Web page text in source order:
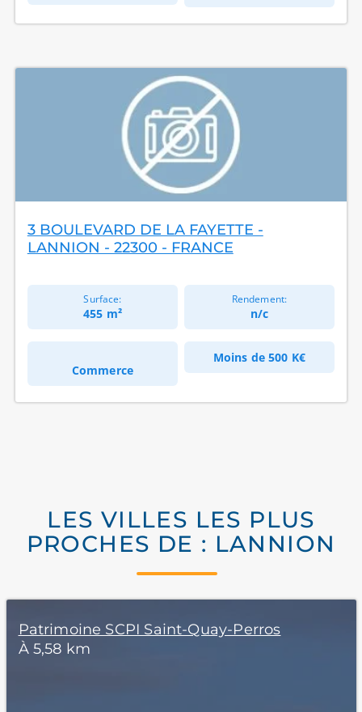
3 BOULEVARD DE LA FAYETTE -
LANNION - 22300 - FRANCE
Surface:
455 m²
Rendement:
n/c
Commerce
Moins de500 K€
LES VILLES LES PLUS
PROCHES DE : LANNION
Patrimoine SCPI Saint-Quay-Perros
À 5,58 km